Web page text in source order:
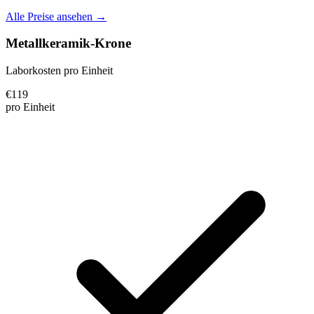
Alle Preise ansehen →
Metallkeramik-Krone
Laborkosten pro Einheit
€119
pro Einheit